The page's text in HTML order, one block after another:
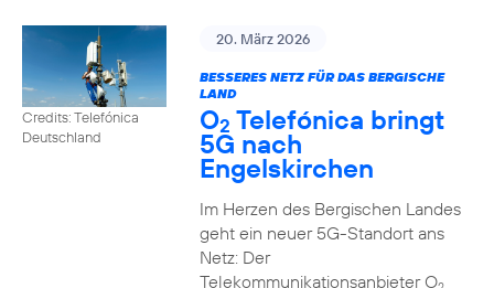
Credits: Telefónica
Deutschland
20. März 2026
BESSERES NETZ FÜR DAS BERGISCHE
LAND
O2 Telefónica bringt
5G nach
Engelskirchen
Im Herzen des Bergischen Landes
geht ein neuer 5G-Standort ans
Netz: Der
Telekommunikationsanbieter O